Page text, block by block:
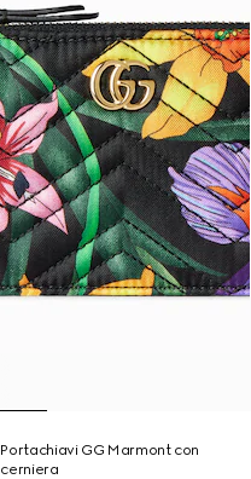
Portachiavi GG Marmont con
cerniera